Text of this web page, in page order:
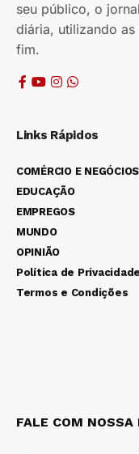
seu público, o
diária, utilizando
fim.
Links Rápidos
COMÉRCIO E NEGÓCIOS
EDUCAÇÃO
EMPREGOS
MUNDO
OPINIÃO
Política de Privacidade
Termos e Condições
FALE COM NOSSA